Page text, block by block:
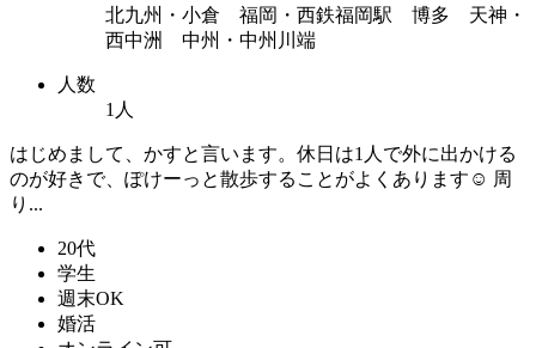
北九州・小倉 福岡・西鉄福岡駅 博多 天神・
西中洲 中州・中州川端
人数
1人
はじめまして、かすと言います。休日は1人で外に出かける
のが好きで、ぽけーっと散歩することがよくあります☺️ 周
り...
20代
学生
週末OK
婚活